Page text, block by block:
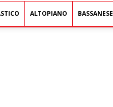
ALTOPIANO BASSANESE